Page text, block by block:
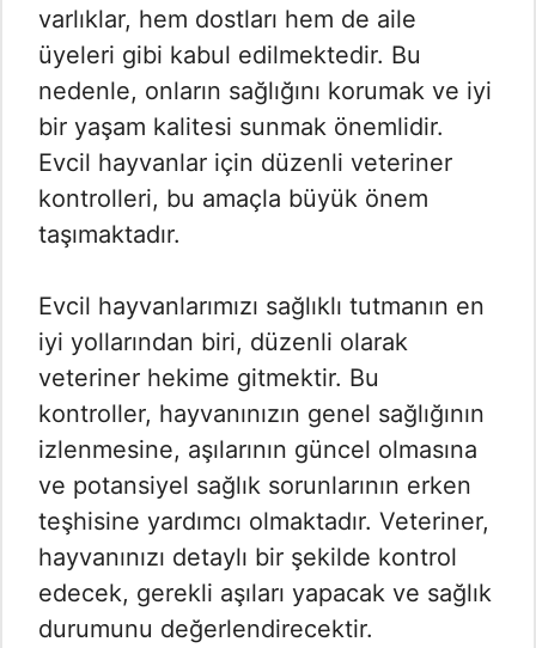
varlıklar, hem dostları hem de aile
üyeleri gibi kabul edilmektedir. Bu
nedenle, onların sağlığını korumak ve iyi
bir yaşam kalitesi sunmak önemlidir.
Evcil hayvanlar için düzenli veteriner
kontrolleri, bu amaçla büyük önem
taşımaktadır.
Evcil hayvanlarımızı sağlıklı tutmanın en
iyi yollarından biri, düzenli olarak
veteriner hekime gitmektir. Bu
kontroller, hayvanınızın genel sağlığının
izlenmesine, aşılarının güncel olmasına
ve potansiyel sağlık sorunlarının erken
teşhisine yardımcı olmaktadır. Veteriner,
hayvanınızı detaylı bir şekilde kontrol
edecek, gerekli aşıları yapacak ve sağlık
durumunu değerlendirecektir.